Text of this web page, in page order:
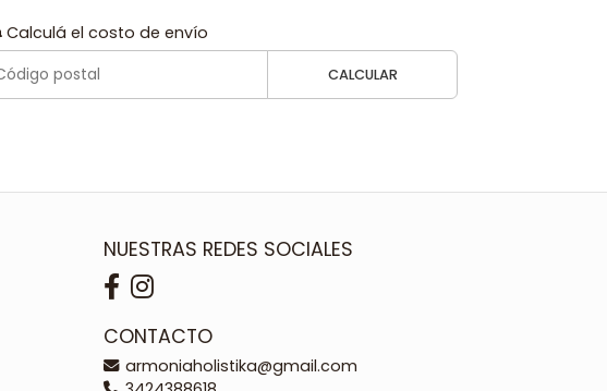
Calculá el costo de envío
CALCULAR
NUESTRAS REDES SOCIALES
CONTACTO
armoniaholistika@gmail.com